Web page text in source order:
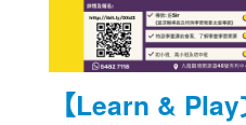
【Learn &